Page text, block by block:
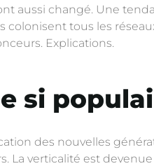
aussi changé. Une
tous les
Explications.
si
des nouvelles
La verticalité est